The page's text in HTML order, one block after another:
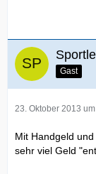
Gast
23. Oktober 2013
Mit Handgeld
sehr viel Geld